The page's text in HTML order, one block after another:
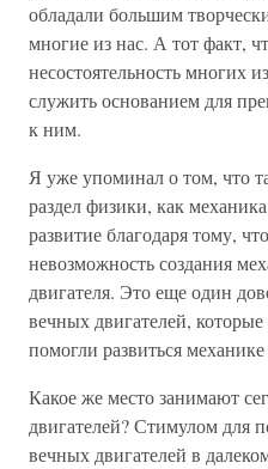
обладали большим
многие из нас. А тот факт,
несостоятельность многих
служить основанием для
к ним.
Я уже упоминал о том, что
раздел физики, как
развитие благодаря тому,
невозможность создания
двигателя. Это еще один
вечных двигателей,
помогли развиться механике
Какое же место занимают
двигателей? Стимулом для
вечных двигателей в